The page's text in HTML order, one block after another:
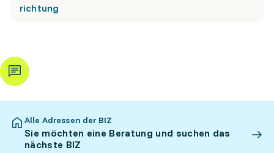
richtung
Alle Adressen der BIZ
Sie möchten eine Beratung und suchen das
nächste BIZ